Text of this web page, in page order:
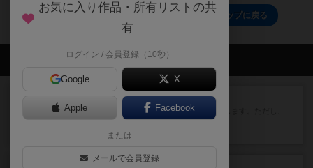
スターウォーズ：インペリアルアサルトのトップに戻る
会員の新しい投稿
ふたつの街の物語
タイルを4×4で並べて街づくりします。ただし、
街は各プレイヤーの間にあ...
約2時間前
ルール/インスト
お気に入り作品・所有リストの共
有
ログイン / 会員登録（10秒）
Google X
Apple Facebook
または
メールで会員登録